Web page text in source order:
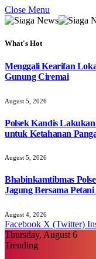
Close Menu
What's Hot
Menggali Kearifan
Gunung Ciremai
August 5, 2026
Polsek Kandis
untuk Ketahanan
August 5, 2026
Bhabinkamtibmas
Jagung Bersama
August 4, 2026
Facebook X (Twitter)
Thursday, August 6
Trending